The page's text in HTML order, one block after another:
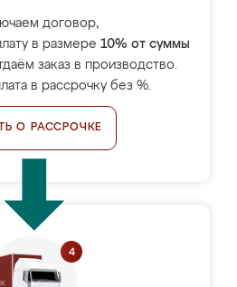
договор,
в размере 10% от суммы
заказ в производство.
в рассрочку без %.
О РАССРОЧКЕ